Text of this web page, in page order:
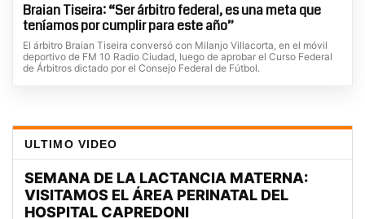
Braian Tiseira: “Ser árbitro federal, es una meta que
teníamos por cumplir para este año”
El árbitro Braian Tiseira conversó con Milanjo Villacorta, en el móvil
deportivo de FM 10 Radio Ciudad, luego de aprobar el Curso Federal
de Árbitros dictado por el Consejo Federal de Fútbol.
ULTIMO VIDEO